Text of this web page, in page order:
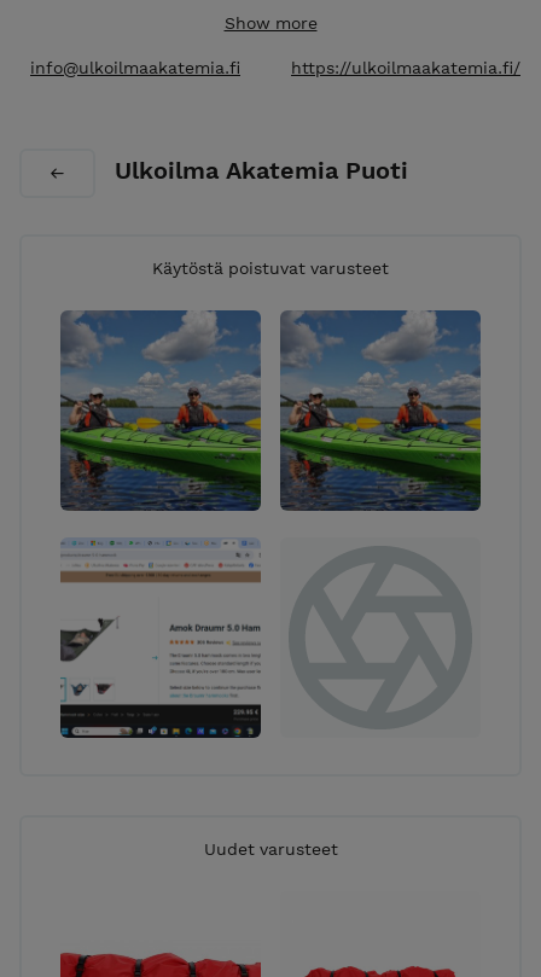
turvalliseen luontoelämykseen sekä uuden
oppimiseen ammattitaitoisten oppaiden johdolla.
Show more
info@ulkoilmaakatemia.fi https://ulkoilmaakatemia.fi/
Ulkoilma Akatemia Puoti
Käytöstä poistuvat varusteet
Uudet varusteet